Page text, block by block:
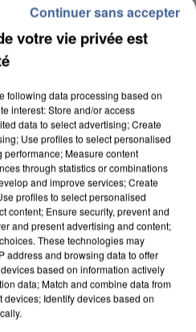
Mafia interpellé en
votre vie privée est
following data processing based on
interest: Store and/or access
data to select advertising; Create
Use profiles to select personalised
Measure content
through statistics or combinations
and improve services; Create
profiles to select personalised
content; Ensure security, prevent and
and present advertising and content;
These technologies may
address and browsing data to offer
based on information actively
data; Match and combine data from
Identify devices based on
Continuer sans accepter